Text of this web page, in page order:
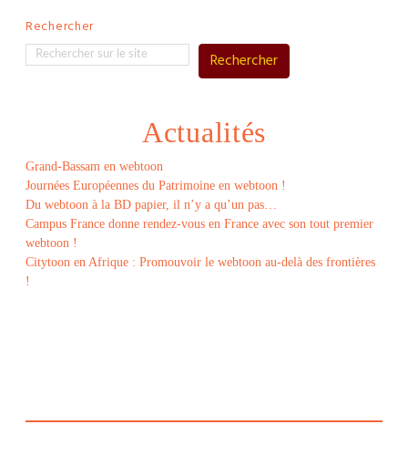
Rechercher
Rechercher
Actualités
Grand-Bassam en webtoon
Journées Européennes du Patrimoine en webtoon !
Du webtoon à la BD papier, il n’y a qu’un pas…
Campus France donne rendez-vous en France avec son tout premier
webtoon !
Citytoon en Afrique : Promouvoir le webtoon au-delà des frontières
!